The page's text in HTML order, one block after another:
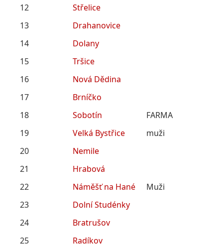
12
Střelice
13
Drahanovice
14
Dolany
15
Tršice
16
Nová Dědina
17
Brníčko
18
Sobotín
FARMA
19
Velká Bystřice
muži
20
Nemile
21
Hrabová
22
Náměšť na Hané
Muži
23
Dolní Studénky
24
Bratrušov
25
Radíkov